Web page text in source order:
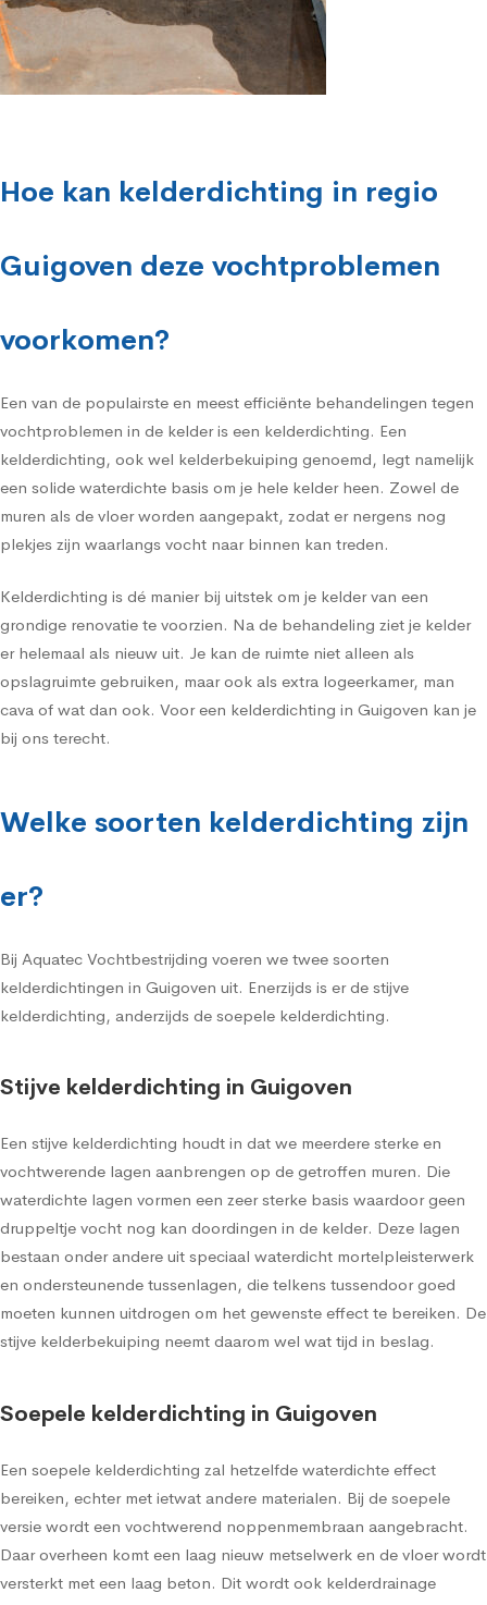
Hoe kan kelderdichting in regio
Guigoven deze vochtproblemen
voorkomen?
Een van de populairste en meest efficiënte behandelingen tegen
vochtproblemen in de kelder is een kelderdichting. Een
kelderdichting, ook wel kelderbekuiping genoemd, legt namelijk
een solide waterdichte basis om je hele kelder heen. Zowel de
muren als de vloer worden aangepakt, zodat er nergens nog
plekjes zijn waarlangs vocht naar binnen kan treden.
Kelderdichting is dé manier bij uitstek om je kelder van een
grondige renovatie te voorzien. Na de behandeling ziet je kelder
er helemaal als nieuw uit. Je kan de ruimte niet alleen als
opslagruimte gebruiken, maar ook als extra logeerkamer, man
cava of wat dan ook. Voor een kelderdichting in Guigoven kan je
bij ons terecht.
Welke soorten kelderdichting zijn
er?
Bij Aquatec Vochtbestrijding voeren we twee soorten
kelderdichtingen in Guigoven uit. Enerzijds is er de stijve
kelderdichting, anderzijds de soepele kelderdichting.
Stijve kelderdichting in Guigoven
Een stijve kelderdichting houdt in dat we meerdere sterke en
vochtwerende lagen aanbrengen op de getroffen muren. Die
waterdichte lagen vormen een zeer sterke basis waardoor geen
druppeltje vocht nog kan doordingen in de kelder. Deze lagen
bestaan onder andere uit speciaal waterdicht mortelpleisterwerk
en ondersteunende tussenlagen, die telkens tussendoor goed
moeten kunnen uitdrogen om het gewenste effect te bereiken. De
stijve kelderbekuiping neemt daarom wel wat tijd in beslag.
Soepele kelderdichting in Guigoven
Een soepele kelderdichting zal hetzelfde waterdichte effect
bereiken, echter met ietwat andere materialen. Bij de soepele
versie wordt een vochtwerend noppenmembraan aangebracht.
Daar overheen komt een laag nieuw metselwerk en de vloer wordt
versterkt met een laag beton. Dit wordt ook kelderdrainage